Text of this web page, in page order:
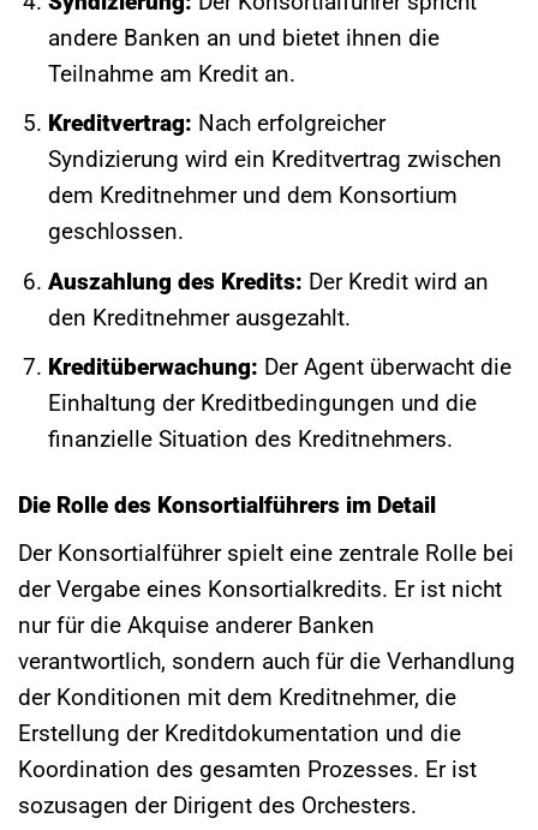
andere Banken an und bietet ihnen die
Teilnahme am Kredit an.
Kreditvertrag: Nach erfolgreicher
Syndizierung wird ein Kreditvertrag zwischen
dem Kreditnehmer und dem Konsortium
geschlossen.
Auszahlung des Kredits: Der Kredit wird an
den Kreditnehmer ausgezahlt.
Kreditüberwachung: Der Agent überwacht die
Einhaltung der Kreditbedingungen und die
finanzielle Situation des Kreditnehmers.
Die Rolle des Konsortialführers im Detail
Der Konsortialführer spielt eine zentrale Rolle bei
der Vergabe eines Konsortialkredits. Er ist nicht
nur für die Akquise anderer Banken
verantwortlich, sondern auch für die Verhandlung
der Konditionen mit dem Kreditnehmer, die
Erstellung der Kreditdokumentation und die
Koordination des gesamten Prozesses. Er ist
sozusagen der Dirigent des Orchesters.